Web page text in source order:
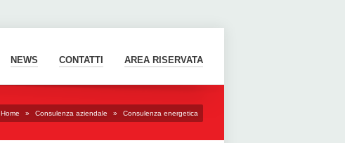
NEWS CONTATTI AREA RISERVATA
Home » Consulenza aziendale » Consulenza energetica